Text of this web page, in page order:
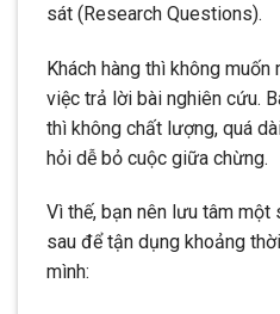
sát (Research Questions).
Khách hàng thì không
việc trả lời bài nghiên cứu.
thì không chất lượng, quá
hỏi dễ bỏ cuộc giữa chừng.
Vì thế, bạn nên lưu tâm
sau để tận dụng khoảng
mình: